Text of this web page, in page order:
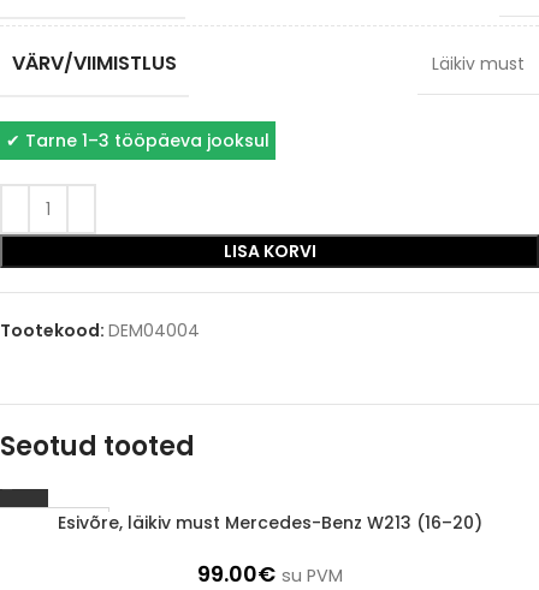
VÄRV/VIIMISTLUS Läikiv must
✔ Tarne 1–3 tööpäeva jooksul
LISA KORVI
Tootekood: DEM04004
Seotud tooted
1-3 d.d.
Esivõre, läikiv must Mercedes-Benz W213 (16–20)
99.00€ su PVM